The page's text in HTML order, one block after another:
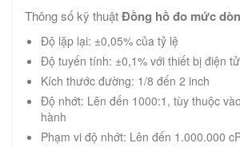
Thông số kỹ thuậtĐồng hồ đo mức
Độ lặp lại: ±0,05% của tỷ lệ
Độ tuyến tính: ±0,1% với thiết bị điện
Kích thước đường: 1/8 đến 2 inch
Độ nhớt: Lên đến 1000:1, tùy thuộc
hành
Phạm vi độ nhớt: Lên đến 1.000.000